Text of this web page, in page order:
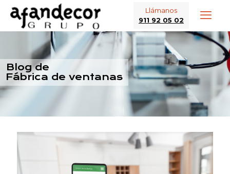
Llámanos
911 92 05 02
Blog de
Fábrica de ventanas